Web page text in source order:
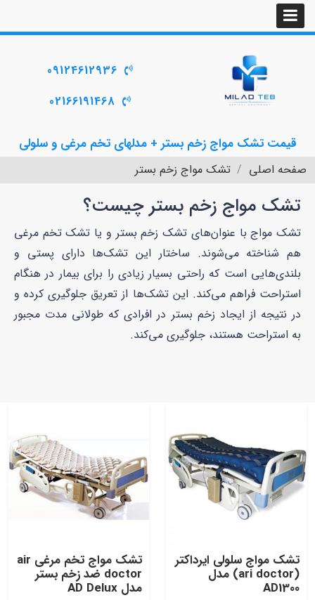
قیمت تشک مواج زخم بستر + مدلهای تخم مرغی و سلولی
09124612936
02166191468
صفحه اصلی تشک مواج زخم بستر
تشک مواج زخم بستر چیست؟
تشک مواج با عنوان‌های تشک زخم بستر و یا تشک تخم مرغی
هم شناخته می‌شوند. ساختار این تشک‌ها دارای پستی و
بلندی‌هایی است که راحتی بسیار زیادی را برای بیمار در هنگام
استراحت فراهم می‌کند. این تشک‌ها از تعریق جلوگیری کرده و
در نتیجه از ایجاد زخم بستر در افرادی که طولانی مدت مجبور
به استراحت هستند، جلوگیری می‌کند.
تشک مواج سلولی ایرداکتر
(ari doctor) مدل
AD1300
تشک مواج تخم مرغی air
doctor ضد زخم بستر
مدل AD Delux